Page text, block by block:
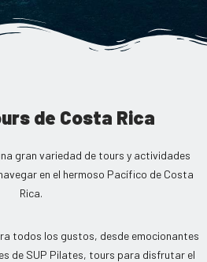
de Costa Rica
gran variedad de tours y actividades
en el hermoso Pacífico de Costa
Rica.
todos los gustos, desde emocionantes
de SUP Pilates, tours para disfrutar el